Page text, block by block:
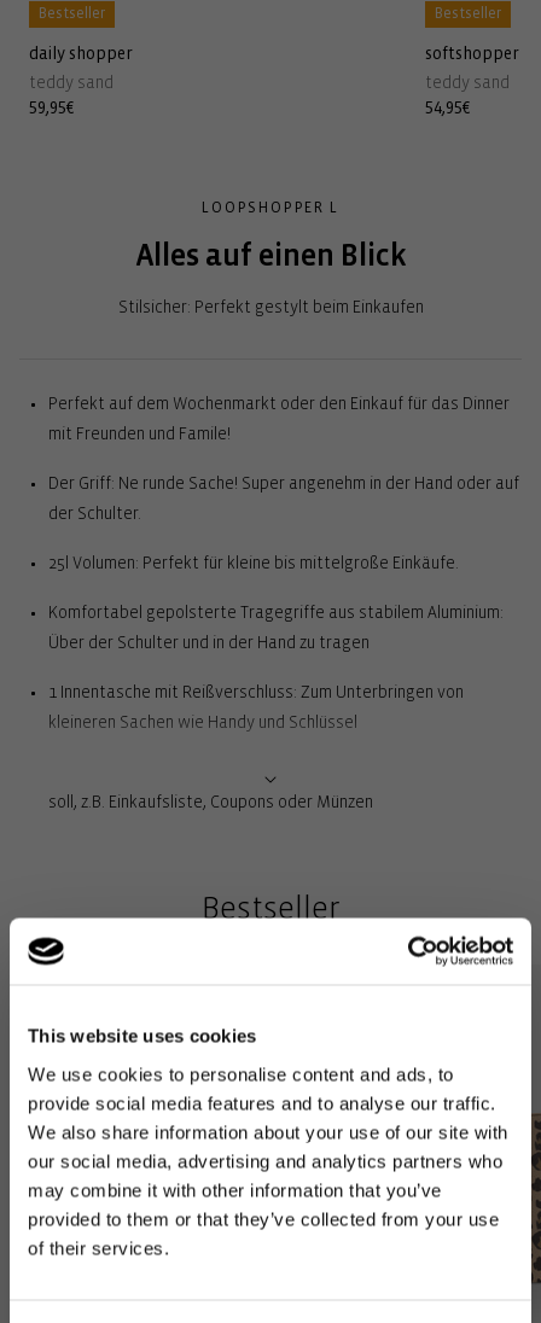
This website uses cookies
We use cookies to personalise content and ads, to
provide social media features and to analyse our traffic.
We also share information about your use of our site with
our social media, advertising and analytics partners who
may combine it with other information that you’ve
provided to them or that they’ve collected from your use
of their services.
Bestseller
daily shopper
teddy sand
Normaler
59,95€
Bestseller
softshopper
teddy sand
Normaler
54,95€
LOOPSHOPPER L
Alles auf einen Blick
Stilsicher: Perfekt gestylt beim Einkaufen
Perfekt auf dem Wochenmarkt oder den Einkauf für das Dinner
mit Freunden und Famile!
Der Griff: Ne runde Sache! Super angenehm in der Hand oder auf
der Schulter.
25l Volumen: Perfekt für kleine bis mittelgroße Einkäufe.
Komfortabel gepolsterte Tragegriffe aus stabilem Aluminium:
Über der Schulter und in der Hand zu tragen
1 Innentasche mit Reißverschluss: Zum Unterbringen von
kleineren Sachen wie Handy und Schlüssel
soll, z.B. Einkaufsliste, Coupons oder Münzen
Bestseller